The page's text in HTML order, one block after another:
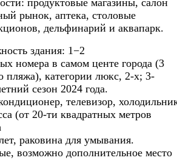
рынок, аптека, столовые
дельфинарий и аквапарк.
здания: 1−2
номера в самом центе города (3
пляжа), категории люкс, 2-х; 3-
сезон 2024 года.
телевизор,
(от 20-ти квадратных метров
раковина для умывания.
возможно дополнительное место